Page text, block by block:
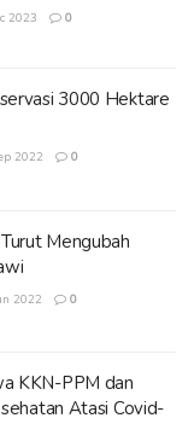
2023 0
3000 Hektare
2022 0
Mengubah
2022 0
KKN-PPM dan
Atasi Covid-